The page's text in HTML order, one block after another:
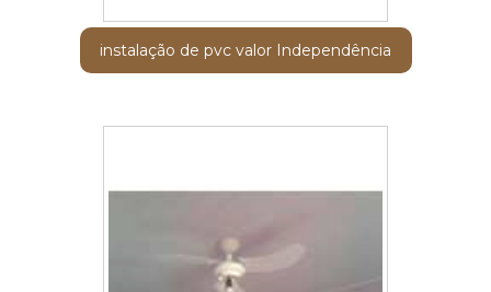
instalação de pvc valor Independência